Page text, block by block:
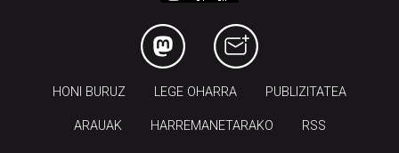
HONI BURUZ LEGE OHARRA PUBLIZITATEA
ARAUAK HARREMANETARAKO RSS